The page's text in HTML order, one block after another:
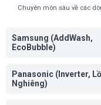
Chuyên môn sâu về các
Samsung (AddWash,
EcoBubble)
Panasonic (Inverter,
Nghiêng)